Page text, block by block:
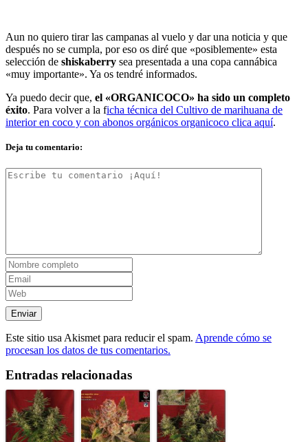
Aun no quiero tirar las campanas al vuelo y dar una noticia y que
después no se cumpla, por eso os diré que «posiblemente» esta
selección de shiskaberry sea presentada a una copa cannábica
«muy importante». Ya os tendré informados.
Ya puedo decir que, el «ORGANICOCO» ha sido un completo
éxito. Para volver a la ficha técnica del Cultivo de marihuana de
interior en coco y con abonos orgánicos organicoco clica aquí.
Deja tu comentario:
Este sitio usa Akismet para reducir el spam. Aprende cómo se
procesan los datos de tus comentarios.
Entradas relacionadas